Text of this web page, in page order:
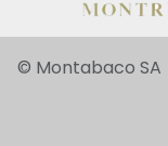
©